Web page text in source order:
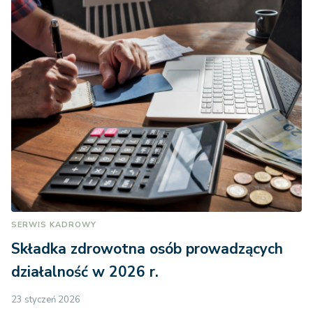
SERWIS KADROWY
Składka zdrowotna osób prowadzących
działalność w 2026 r.
23 styczeń 2026